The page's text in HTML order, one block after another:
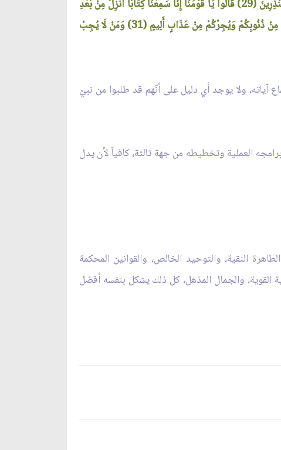
وَإِذْ صَرَفْنَا إِلَيْكَ نَفَرًا مِنَ الْجِنِّ يَسْتَمِعُونَ الْقُرْآنَ فَلَمَّا حَضَرُوهُ قَالُوا أَنْصِتُوا فَلَمَّا قُضِيَ وَلَّوْا إِلَى قَوْمِهِمْ مُنْذِرِينَ (29) قَالُوا يَا قَوْمَنَا إِنَّا سَمِعْنَا كِتَابًا أُنْزِلَ مِنْ بَعْدِ
مُوسَى مُصَدِّقًا لِمَا بَيْنَ يَدَيْهِ يَهْدِي إِلَى الْحَقِّ وَإِلَى طَرِيقٍ مُسْتَقِيمٍ (30) يَا قَوْمَنَا أَجِيبُوا دَاعِيَ اللَّهِ وَآمِنُوا بِهِ يَغْفِرْ لَكُمْ مِنْ ذُنُوبِكُمْ وَيُجِرْكُمْ مِنْ عَذَابٍ أَلِيمٍ (31) وَمَنْ لَا يُجِبْ
آياته، ولا يوجد أي دليل على أنّهم قد طلبوا من نبيّ
العملية وتخطيطه من جهة ثالثة، كافياً لأن يدل
النقية، والتوحيد الخالص، والقوانين المحكمة
القوية، والجمال المذهل، كل ذلك يشكل بنفسه أفضل